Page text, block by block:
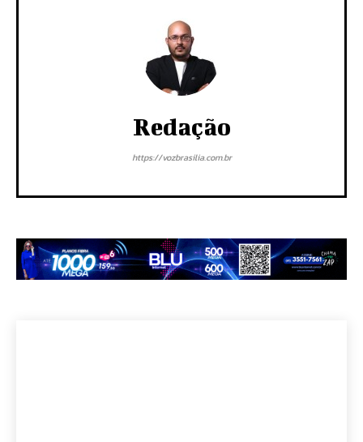
Redação
https://vozbrasilia.com.br